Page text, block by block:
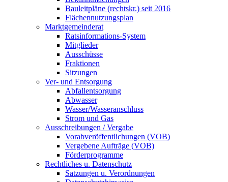
Bauleitpläne (rechtskr.) seit 2016
Flächennutzungsplan
Marktgemeinderat
Ratsinformations-System
Mitglieder
Ausschüsse
Fraktionen
Sitzungen
Ver- und Entsorgung
Abfallentsorgung
Abwasser
Wasser/Wasseranschluss
Strom und Gas
Ausschreibungen / Vergabe
Vorabveröffentlichungen (VOB)
Vergebene Aufträge (VOB)
Förderprogramme
Rechtliches u. Datenschutz
Satzungen u. Verordnungen